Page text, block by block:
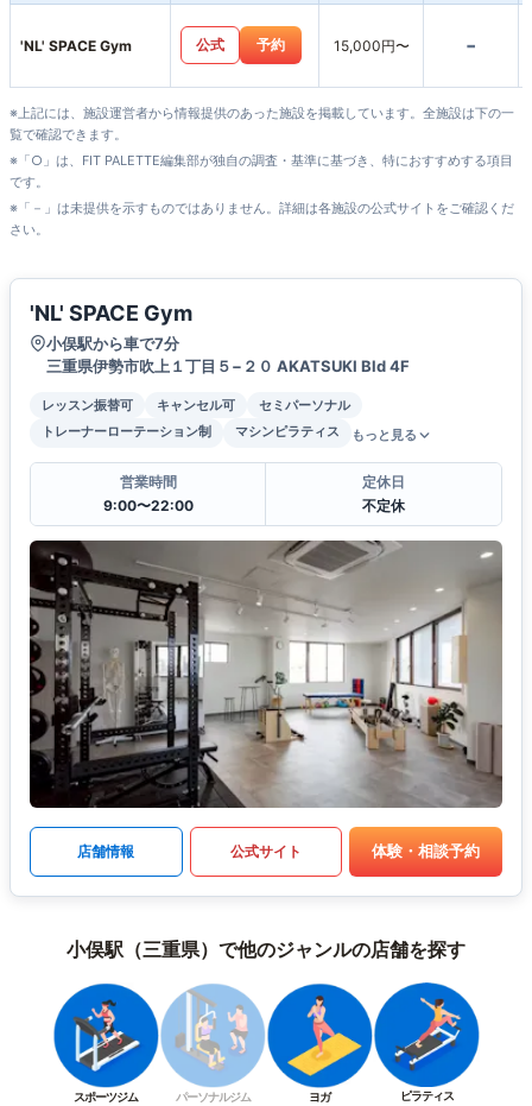
'NL' SPACE Gym 公式 予約 15,000円〜 -
※上記には、施設運営者から情報提供のあった施設を掲載しています。全施設は下の一
覧で確認できます。
※「○」は、FIT PALETTE編集部が独自の調査・基準に基づき、特におすすめする項目
です。
※「－」は未提供を示すものではありません。詳細は各施設の公式サイトをご確認くだ
さい。
'NL' SPACE Gym
小俣駅から車で7分
三重県伊勢市吹上１丁目５−２０ AKATSUKI Bld 4F
レッスン振替可 キャンセル可
セミパーソナル
トレーナーローテーション制
マシンピラティス もっと見る
営業時間
9:00〜22:00
定休日
不定休
店舗情報 公式サイト 体験・相談予約
小俣駅（三重県）で他のジャンルの店舗を探す
スポーツジム パーソナルジム ヨガ ピラティス